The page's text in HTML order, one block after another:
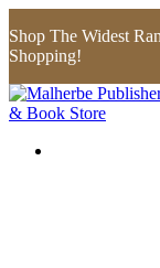
Shop The Widest
Shopping!